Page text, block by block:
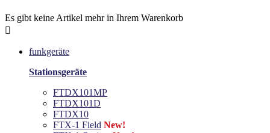
Es gibt keine Artikel mehr in Ihrem Warenkorb

funkgeräte
Stationsgeräte
FTDX101MP
FTDX101D
FTDX10
FTX-1 Field New!